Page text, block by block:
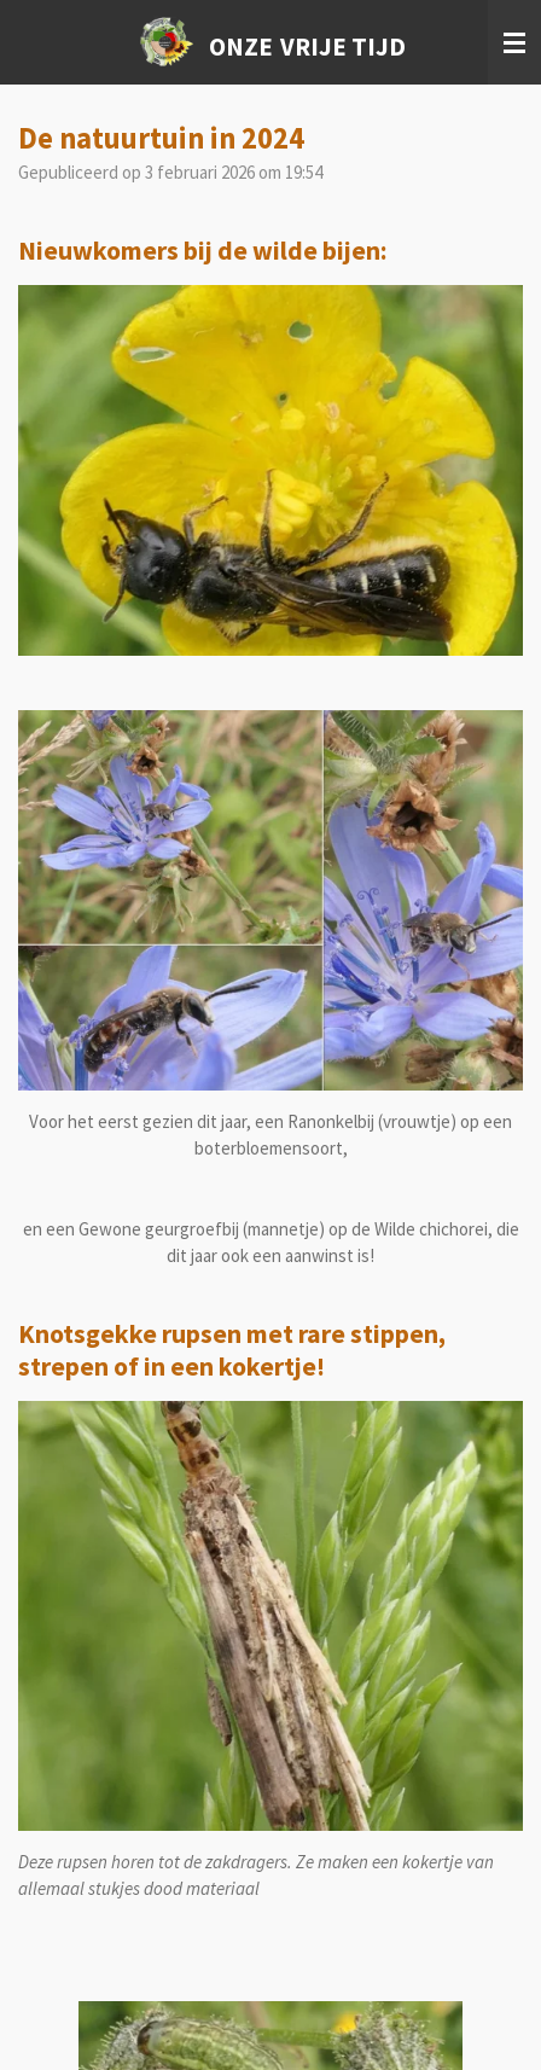
hoofdinhoud
ONZE VRIJE TIJD
De natuurtuin in 2024
Gepubliceerd op 3 februari 2026 om 19:54
Nieuwkomers bij de wilde bijen:
Voor het eerst gezien dit jaar, een Ranonkelbij (vrouwtje) op een
boterbloemensoort,
en een Gewone geurgroefbij (mannetje) op de Wilde chichorei, die
dit jaar ook een aanwinst is!
Knotsgekke rupsen met rare stippen,
strepen of in een kokertje!
Deze rupsen horen tot de zakdragers. Ze maken een kokertje van
allemaal stukjes dood materiaal